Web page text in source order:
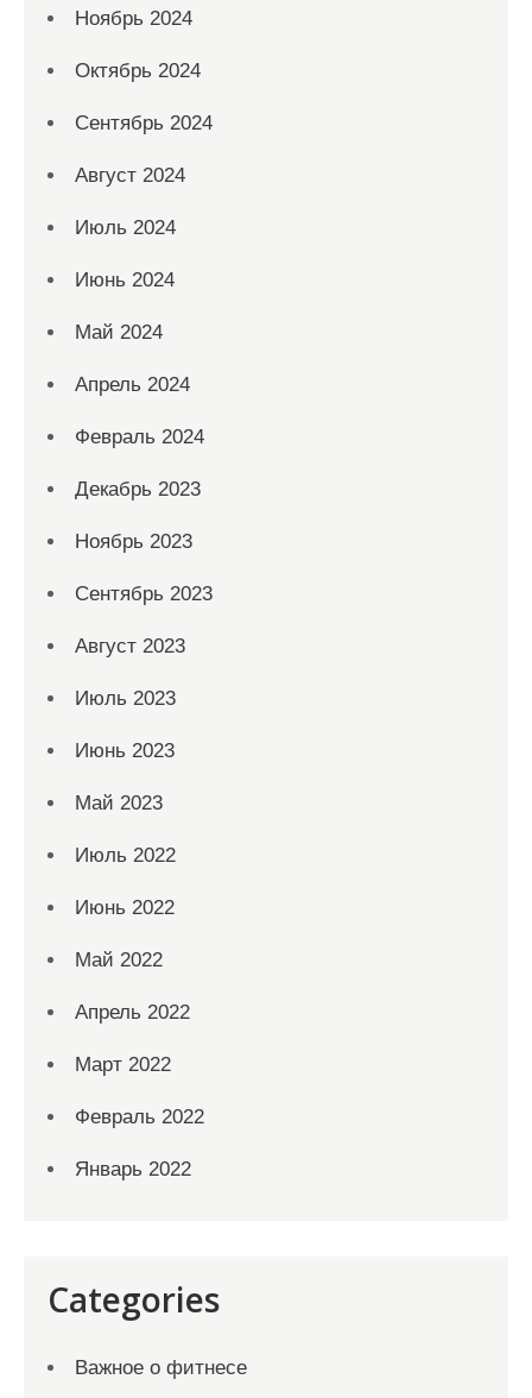
Ноябрь 2024
Октябрь 2024
Сентябрь 2024
Август 2024
Июль 2024
Июнь 2024
Май 2024
Апрель 2024
Февраль 2024
Декабрь 2023
Ноябрь 2023
Сентябрь 2023
Август 2023
Июль 2023
Июнь 2023
Май 2023
Июль 2022
Июнь 2022
Май 2022
Апрель 2022
Март 2022
Февраль 2022
Январь 2022
Categories
Важное о фитнесе